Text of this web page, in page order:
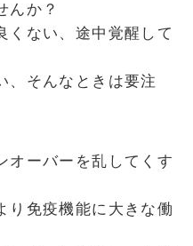
んか？
くない、途中覚醒して
、そんなときは要注
オーバーを乱してくす
り免疫機能に大きな働